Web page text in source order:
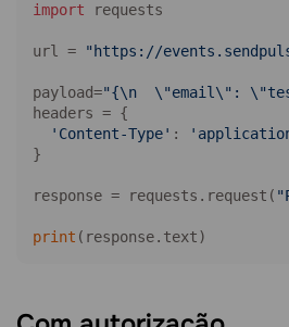
import requests
url = "https://
payload="{\n  \"email\":
headers = {
'Content-Type' :
}
response = requests.request(
print